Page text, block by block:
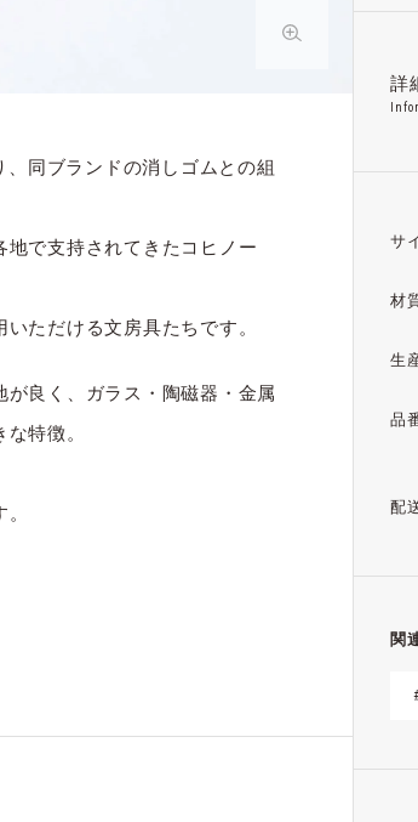
詳
サ
材
生
品
配
関
同ブランドの消しゴムとの組
で支持されてきたコヒノー
ただける文房具たちです。
良く、ガラス・陶磁器・金属
特徴。